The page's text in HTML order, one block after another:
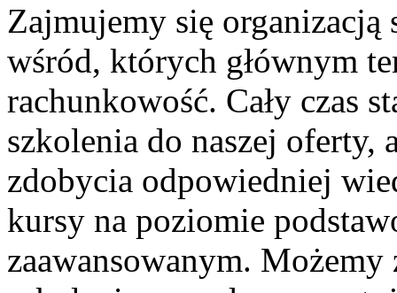
Zajmujemy się
wśród, których głównym
rachunkowość. Cały czas
szkolenia do naszej oferty,
zdobycia odpowiedniej
kursy na poziomie
zaawansowanym.